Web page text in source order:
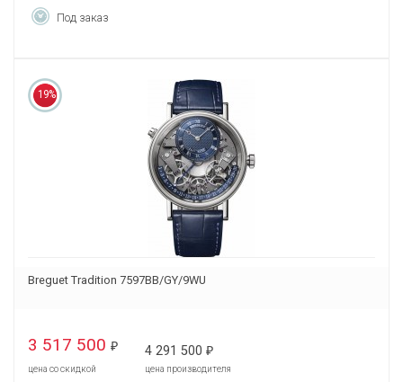
Под заказ
19%
Breguet Tradition 7597BB/GY/9WU
3 517 500 ₽
цена со скидкой
4 291 500 ₽
цена производителя